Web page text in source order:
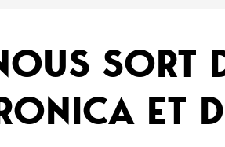
Paris
Festivals
SORT
ET